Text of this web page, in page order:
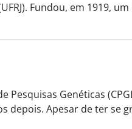
Fundou, em 1919,
Genéticas
depois. Apesar de ter se